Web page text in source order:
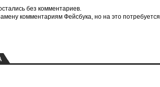
без комментариев.
комментариям Фейсбука, но на это потребуется